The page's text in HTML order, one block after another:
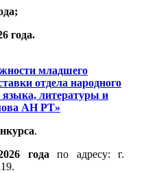
года.
младшего
отдела народного
литературы и
АН РТ»
.
года по адресу: г.